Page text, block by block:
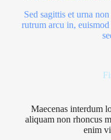
Sed sagittis et urna
rutrum arcu in,
Maecenas interdum
aliquam non rhoncus
enim